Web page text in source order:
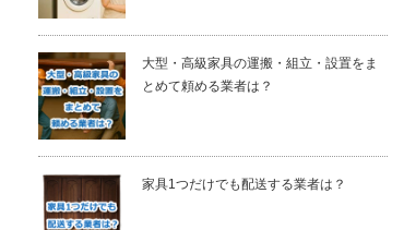
大型・高級家具の運搬・組立・設置をま
とめて頼める業者は？
家具1つだけでも配送する業者は？